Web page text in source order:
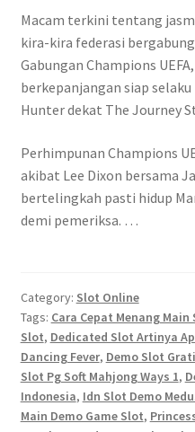
Macam terkini tentang
kira-kira federasi
Gabungan Champions
berkepanjangan siap
Hunter dekat The Journey
Perhimpunan Champions
akibat Lee Dixon bersama
bertelingkah pasti hidup
demi pemeriksa. …
Category: Slot Online
Tags: Cara Cepat Menang Main
Slot, Dedicated Slot Artinya
Dancing Fever, Demo Slot
Slot Pg Soft Mahjong Ways 1,
Indonesia, Idn Slot Demo
Main Demo Game Slot,